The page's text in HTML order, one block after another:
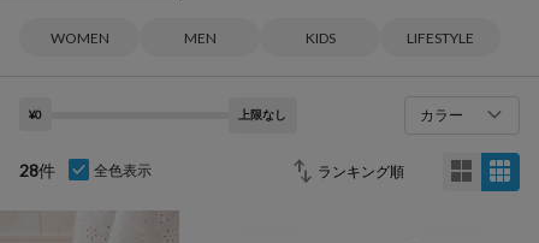
WOMEN MEN KIDS LIFESTYLE
¥0 上限なし カラー
28件 全色表示